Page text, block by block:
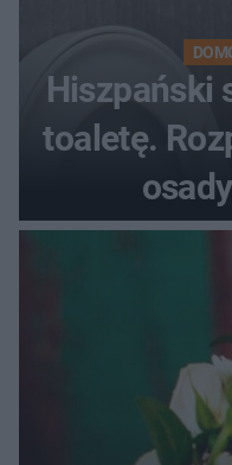
Hiszpański
toaletę.